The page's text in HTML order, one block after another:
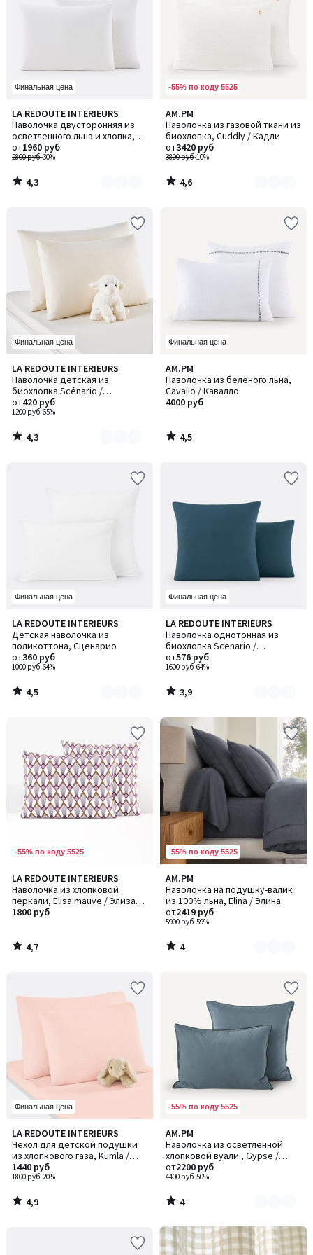
Финальная цена
LA REDOUTE INTERIEURS
Наволочка двусторонняя из
осветленного льна и хлопка,
Annaba / Аннаба
2800 руб-30%
от1960 руб
4,3
/ 5
Количество
цветов:
2
4,3
/
-55% по коду 5525
AM.PM
Наволочка из газовой ткани из
биохлопка, Cuddly / Кадли
3800 руб-10%
от3420 руб
4,6
/ 5
Количество
цветов:
2
4,6
/
Финальная цена
LA REDOUTE INTERIEURS
Наволочка детская из
биохлопка Scénario /
Сценарио
1200 руб-65%
от420 руб
4,3
/ 5
Количество
цветов:
2
4,3
/
Финальная цена
AM.PM
Наволочка из беленого льна,
Cavallo / Кавалло
4000 руб
4,5
/ 5
4,5
/
Финальная цена
LA REDOUTE INTERIEURS
Детская наволочка из
поликоттона, Сценарио
1000 руб-64%
от360 руб
4,5
/ 5
Количество
цветов:
6
4,5
/
Финальная цена
LA REDOUTE INTERIEURS
Наволочка однотонная из
биохлопка Scenario /
Сценарио
1600 руб-64%
от576 руб
3,9
/ 5
Количество
цветов:
2
3,9
/
-55% по коду 5525
LA REDOUTE INTERIEURS
Наволочка из хлопковой
перкали, Elisa mauve / Элиза
мов
1800 руб
4,7
/ 5
4,7
/
-55% по коду 5525
AM.PM
Наволочка на подушку-валик
из 100% льна, Elina / Элина
5900 руб-59%
от2419 руб
4
/
5
Количество
цветов:
3
4
/
Финальная цена
LA REDOUTE INTERIEURS
Чехол для детской подушки
из хлопкового газа, Kumla /
Кумла
1800 руб-20%
1440 руб
4,9
/ 5
4,9
/
-55% по коду 5525
AM.PM
Наволочка из осветленной
хлопковой вуали , Gypse /
Джипс
4400 руб-50%
от2200 руб
4
/
5
Количество
цветов:
3
4
/
-